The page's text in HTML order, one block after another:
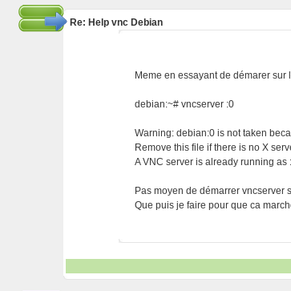
Re: Help vnc Debian
Meme en essayant de démarer sur
debian:~# vncserver :0
Warning: debian:0 is not taken
Remove this file if there is no X
A VNC server is already running as
Pas moyen de démarrer vncserver
Que puis je faire pour que ca